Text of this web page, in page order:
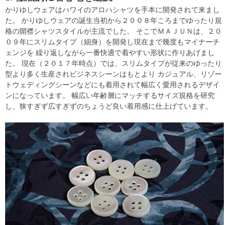
かりゆしウェアはハワイのアロハシャツを手本に開発されて来まし
た。 かりゆしウェアの誕生当初から２００８年ころまでゆったり規
格の開襟シャツスタイルが主流でした。 そこでＭＡＪＵＮは、２０
０９年にスリムタイプ（細身）を開発し現在まで幾度もマイナーチ
ェンジを 繰り返しながら一番快適で着やすい形状に作りあげまし
た。 現在（２０１７年時点）では、スリムタイプが従来のゆったり
型より多く生産されビジネスシーンはもとより カジュアル、リゾー
トウェディングシーンなどにも着用されて幅広く愛用されるデザイ
ンになっています。 幅広い年齢層にマッチするサイズ規格を研究
し、狭すぎず広すぎずのちょうど良い着用感に仕上げています。